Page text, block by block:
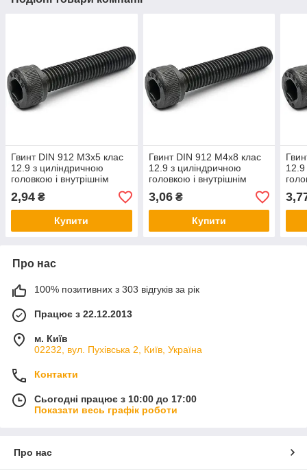
Гвинт DIN 912 М3х5 клас
12.9 з циліндричною
головкою і внутрішнім
шестигранником без
покриття
2,94 ₴
Купити
Гвинт DIN 912 М4х8 клас
12.9 з циліндричною
головкою і внутрішнім
шестигранником без
покриття
3,06₴
Купити
12.9
Про нас
100% позитивних з 303 відгуків за рік
Працює з 22.12.2013
м. Київ
02232, вул. Пухівська 2, Київ, Україна
Контакти
Сьогодні працює з 10:00 до 17:00
Показати весь графік роботи
Про нас